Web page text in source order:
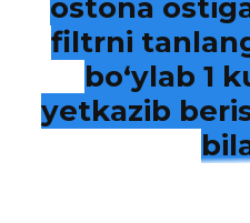
ostona
filtrni
bo‘ylab 1
yetkazib